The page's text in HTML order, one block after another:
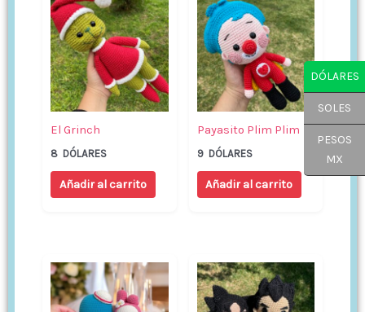
El Grinch
8 DÓLARES
Añadir al carrito
Payasito Plim Plim
9 DÓLARES
Añadir al carrito
DÓLARES
SOLES
PESOS
MX